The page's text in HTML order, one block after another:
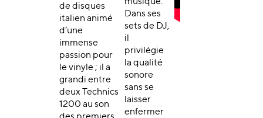
de disques
italien animé
d’une
immense
passion pour
le vinyle ; il a
grandi entre
deux Technics
1200 au son
Dans ses
sets de DJ,
il
privilégie
la qualité
sonore
sans se
laisser
enfermer